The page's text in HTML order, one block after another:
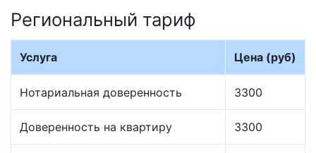
Региональный тариф
Услуга Цена (руб)
Нотариальная доверенность 3300
Доверенность на квартиру 3300